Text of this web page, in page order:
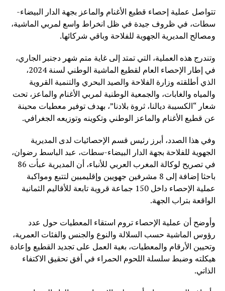
تتواصل عملية إحصاء قطيع الأغنام والماعز بجهة الدار البيضاء-
سطات، في ظروف جيدة في ظل انخراط واسع لمربي الماشية،
ومصالح المديرية الجهوية للفلاحة وباقي شركائها.
وتندرج هذه العملية، التي تمتد إلى غاية متم شهر دجنبر الجاري،
في إطار الإحصاء العام لقطيع الماشية الوطني لسنة 2024،
الذي أطلقته وزارة الفلاحة والصيد البحري والتنمية القروية
والمياه والغابات، والجمعية الوطنية لمربي الأغنام والماعز، تحت
شعار “الكسيبة ديالنا، ثروة بلادنا”، بهدف توفير معطيات محينة
عن قطيع الأغنام والماعز الوطني وتكوينه وتوزيعه الجغرافي.
وفي هذا الصدد، أبرز رئيس قسم الإحصائيات لدى المديرية
الجهوية للفلاحة بجهة الدار البيضاء-سطات، عبد الباسط رضوان،
في تصريح لوكالة المغرب العربي للأنباء، أن المديرية عبأت 86
باحثا إضافة إلى 8 مشرفين جهويين وإقليميين لتتبع ومواكبة
عملية الإحصاء داخل 150 جماعة قروية تابعة للأقاليم الثمانية
الواقعة بتراب الجهة.
وأوضح أن عملية الإحصاء تروم استقاء المعطيات حول عدد
رؤوس الماشية حسب السلالة والنوع والجنس والفئات العمرية،
وتحيين الأرقام والمعطيات، بغية العمل على تجديد القطيع وإعادة
هيكلته وضبط سلسلة اللحوم الحمراء في أفق تحقيق الاكتفاء
الذاتي.